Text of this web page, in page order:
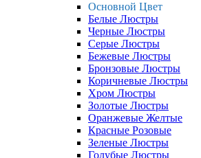
Основной Цвет
Белые Люстры
Черные Люстры
Серые Люстры
Бежевые Люстры
Бронзовые Люстры
Коричневые Люстры
Хром Люстры
Золотые Люстры
Оранжевые Желтые
Красные Розовые
Зеленые Люстры
Голубые Люстры